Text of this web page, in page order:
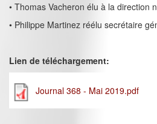
• Thomas Vacheron élu à la direction
• Philippe Martinez réélu secrétaire
Lien de téléchargement:
Journal 368 - Mai 2019.pdf